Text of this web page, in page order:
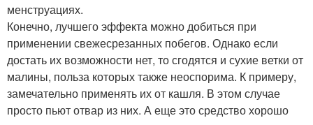
менструациях.
Конечно, лучшего эффекта можно добиться при
применении свежесрезанных побегов. Однако если
достать их возможности нет, то сгодятся и сухие ветки от
малины, польза которых также неоспорима. К примеру,
замечательно применять их от кашля. В этом случае
просто пьют отвар из них. А еще это средство хорошо